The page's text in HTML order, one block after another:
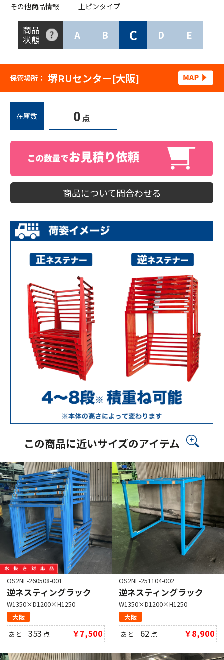
その他商品情報
上ピンタイプ
商品
状態
A B C D E
保管場所： 堺RUセンター[大阪]
在庫数 0 点
商品について問合わせる
この商品に近いサイズのアイテム
OS2NE-260508-001
逆ネスティングラック
W1350×D1200×H1250
大阪
あと353 点 ￥7,500
OS2NE-251104-002
逆ネスティングラック
W1350×D1200×H1250
大阪
あと 62 点 ￥8,900